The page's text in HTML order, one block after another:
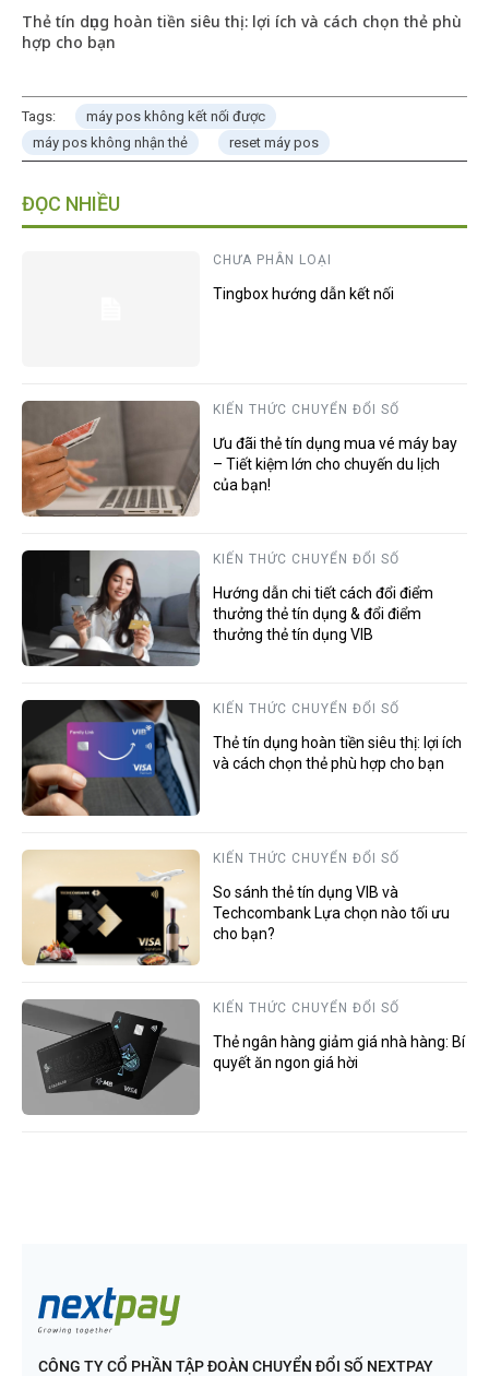
Thẻ tín dụng hoàn tiền siêu thị: lợi ích và cách chọn thẻ phù
hợp cho bạn
Tags:
máy pos không kết nối được
máy pos không nhận thẻ
reset máy pos
ĐỌC NHIỀU
CHƯA PHÂN LOẠI
Tingbox hướng dẫn kết nối
KIẾN THỨC CHUYỂN ĐỔI SỐ
Ưu đãi thẻ tín dụng mua vé máy bay
– Tiết kiệm lớn cho chuyến du lịch
của bạn!
KIẾN THỨC CHUYỂN ĐỔI SỐ
Hướng dẫn chi tiết cách đổi điểm
thưởng thẻ tín dụng & đổi điểm
thưởng thẻ tín dụng VIB
KIẾN THỨC CHUYỂN ĐỔI SỐ
Thẻ tín dụng hoàn tiền siêu thị: lợi ích
và cách chọn thẻ phù hợp cho bạn
KIẾN THỨC CHUYỂN ĐỔI SỐ
So sánh thẻ tín dụng VIB và
Techcombank Lựa chọn nào tối ưu
cho bạn?
KIẾN THỨC CHUYỂN ĐỔI SỐ
Thẻ ngân hàng giảm giá nhà hàng: Bí
quyết ăn ngon giá hời
CÔNG TY CỔ PHẦN TẬP ĐOÀN CHUYỂN ĐỔI SỐ NEXTPAY